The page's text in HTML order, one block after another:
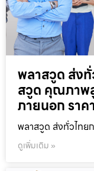
พลาสวูด ส่ง
สวูด คุณภาพสู
ภายนอก รา
พลาสวูด ส่งทั่วไทย
ดูเพิ่มเติม »